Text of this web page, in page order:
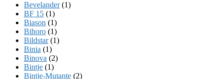
Bevelander(1)
BF 15 (1)
Biason (1)
Bihoro (1)
Bildstar(1)
Binia (1)
Binova (2)
Bintje (1)
Bintje-Mutante (2)